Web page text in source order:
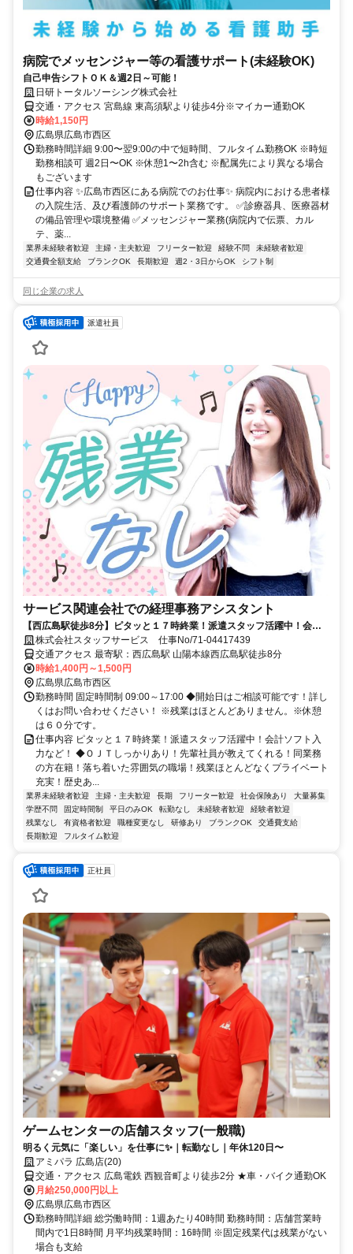
病院でメッセンジャー等の看護サポート(未経験OK)
自己申告シフトＯＫ＆週2日～可能！
日研トータルソーシング株式会社
交通・アクセス 宮島線 東高須駅より徒歩4分※マイカー通勤OK
時給1,150円
広島県広島市西区
勤務時間詳細 9:00〜翌9:00の中で短時間、フルタイム勤務OK ※時短
勤務相談可 週2日〜OK ※休憩1〜2h含む ※配属先により異なる場合
もございます
仕事内容 ✨広島市西区にある病院でのお仕事✨ 病院内における患者様
の入院生活、及び看護師のサポート業務です。 ✅診療器具、医療器材
の備品管理や環境整備 ✅メッセンジャー業務(病院内で伝票、カル
テ、薬...
業界未経験者歓迎 主婦・主夫歓迎 フリーター歓迎 経験不問
未経験者歓迎
交通費全額支給
ブランクOK 長期歓迎 週2・3日からOK シフト制
同じ企業の求人
派遣社員
サービス関連会社での経理事務アシスタント
【西広島駅徒歩8分】ピタッと１７時終業！派遣スタッフ活躍中！会計
ソフト入力など！
株式会社スタッフサービス 仕事No/71-04417439
交通アクセス 最寄駅：西広島駅 山陽本線西広島駅徒歩8分
時給1,400円～1,500円
広島県広島市西区
勤務時間 固定時間制 09:00～17:00 ◆開始日はご相談可能です！詳し
くはお問い合わせください！ ※残業はほとんどありません。※休憩
は６０分です。
仕事内容 ピタッと１７時終業！派遣スタッフ活躍中！会計ソフト入
力など！ ◆ＯＪＴしっかりあり！先輩社員が教えてくれる！同業務
の方在籍！落ち着いた雰囲気の職場！残業ほとんどなくプライベート
充実！歴史あ...
業界未経験者歓迎 主婦・主夫歓迎 長期 フリーター歓迎 社会保険あり
大量募集
学歴不問
固定時間制 平日のみOK 転勤なし 未経験者歓迎
経験者歓迎
残業なし
有資格者歓迎 職種変更なし 研修あり ブランクOK
交通費支給
長期歓迎
フルタイム歓迎
正社員
ゲームセンターの店舗スタッフ(一般職)
明るく元気に「楽しい」を仕事に✨｜転勤なし｜年休120日〜
アミパラ 広島店(20)
交通・アクセス 広島電鉄 西観音町より徒歩2分 ★車・バイク通勤OK
月給250,000円以上
広島県広島市西区
勤務時間詳細 総労働時間：1週あたり40時間 勤務時間：店舗営業時
間内で1日8時間 月平均残業時間：16時間 ※固定残業代は残業がない
場合も支給